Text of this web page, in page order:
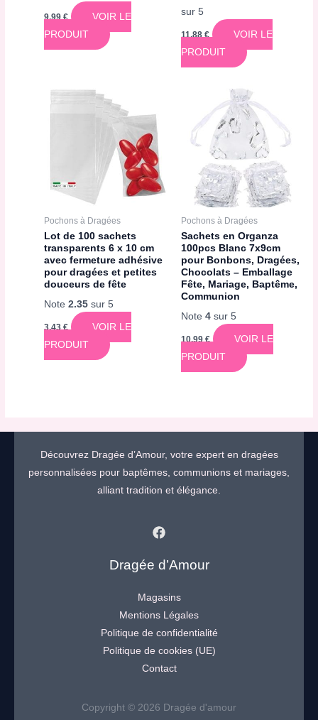
9,99€
VOIR LE
PRODUIT
sur 5
11,88 €
VOIR LE
PRODUIT
Pochons à Dragées
Lot de 100 sachets
transparents 6 x 10 cm
avec fermeture adhésive
pour dragées et petites
douceurs de fête
Note2.35 sur 5
3,43€
VOIR LE
PRODUIT
Pochons à Dragées
Sachets en Organza
100pcs Blanc 7x9cm
pour Bonbons, Dragées,
Chocolats – Emballage
Fête, Mariage, Baptême,
Communion
Note 4sur 5
10,99 €
VOIR LE
PRODUIT
Découvrez Dragée d’Amour, votre expert en dragées
personnalisées pour baptêmes, communions et mariages,
alliant tradition et élégance.
Dragée d’Amour
Magasins
Mentions Légales
Politique de confidentialité
Politique de cookies (UE)
Contact
Copyright © 2026 Dragée d'amour